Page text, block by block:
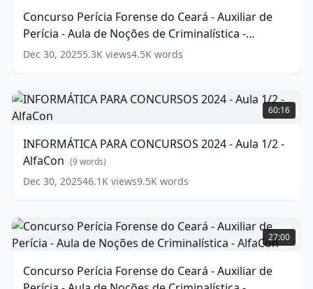
de
Criminalística
AlfaCon (17
Ceará
Auxiliar
de
-
Aula
de
de
Criminalística
AlfaCon (17
Concurso Perícia Forense do Ceará - Auxiliar de
Perícia - Aula de Noções de Criminalística -
AlfaCon (17words)
Dec 30, 20255.3K views4.5K words
INFORMÁTICA
PARA
CONCURSOS
-
Aula
1/2
words)
60:16
INFORMÁTICA PARA CONCURSOS 2024 - Aula 1/2 -
AlfaCon (9words)
Dec 30, 202546.1K views9.5K words
Concurso
Perícia
Forense
Ceará
27:00
Concurso Perícia Forense do Ceará - Auxiliar de